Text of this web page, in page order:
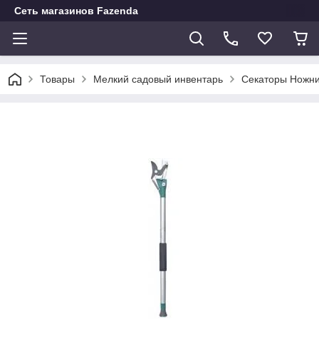
Сеть магазинов Fazenda
Товары Мелкий садовый инвентарь Секаторы